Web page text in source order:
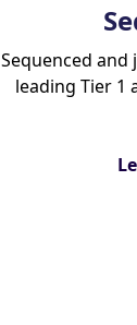
Sequenced
leading Tier 1